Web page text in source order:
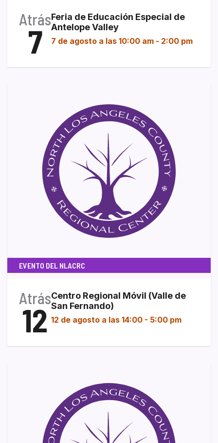
Atrás
7
Feria de Educación Especial de
Antelope Valley
7 de agosto a las 10:00 am - 2:00 pm
EVENTO DEL NLACRC
Atrás
12
Centro Regional Móvil (Valle de
San Fernando)
12 de agosto a las 14:00 - 5:00 pm